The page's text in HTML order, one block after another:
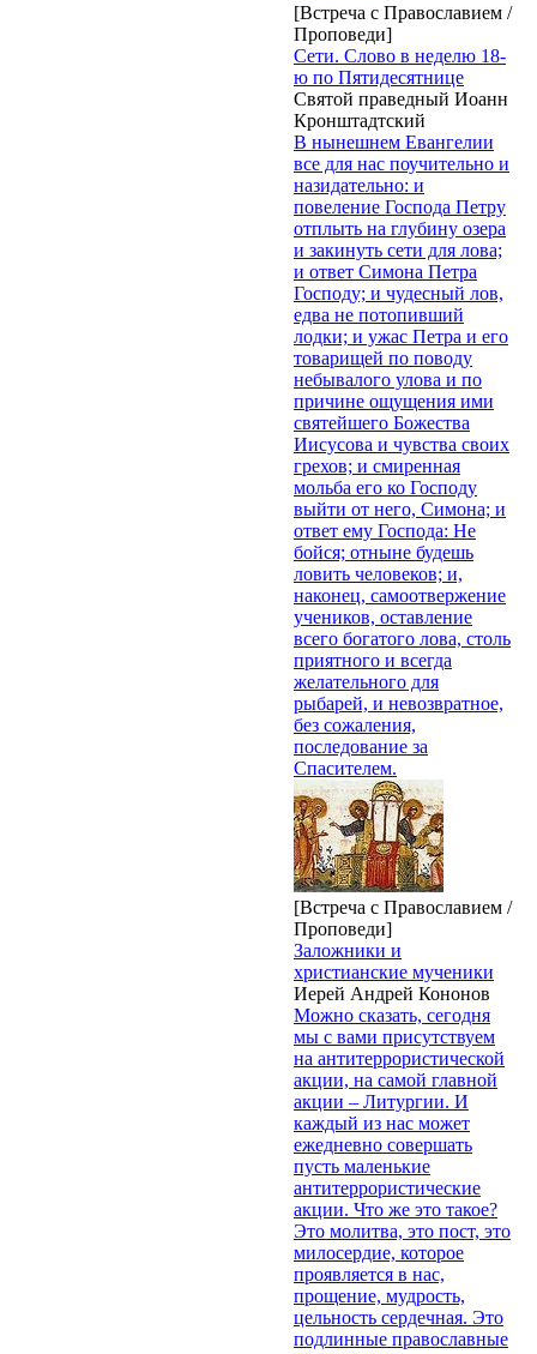
[Встреча с Православием /
Проповеди]
Сети. Слово в неделю 18-
ю по Пятидесятнице
Святой праведный Иоанн
Кронштадтский
В нынешнем Евангелии
все для нас поучительно и
назидательно: и
повеление Господа Петру
отплыть на глубину озера
и закинуть сети для лова;
и ответ Симона Петра
Господу; и чудесный лов,
едва не потопивший
лодки; и ужас Петра и его
товарищей по поводу
небывалого улова и по
причине ощущения ими
святейшего Божества
Иисусова и чувства своих
грехов; и смиренная
мольба его ко Господу
выйти от него, Симона; и
ответ ему Господа: Не
бойся; отныне будешь
ловить человеков; и,
наконец, самоотвержение
учеников, оставление
всего богатого лова, столь
приятного и всегда
желательного для
рыбарей, и невозвратное,
без сожаления,
последование за
Спасителем.
[Встреча с Православием /
Проповеди]
Заложники и
христианские мученики
Иерей Андрей Кононов
Можно сказать, сегодня
мы с вами присутствуем
на антитеррористической
акции, на самой главной
акции – Литургии. И
каждый из нас может
ежедневно совершать
пусть маленькие
антитеррористические
акции. Что же это такое?
Это молитва, это пост, это
милосердие, которое
проявляется в нас,
прощение, мудрость,
цельность сердечная. Это
подлинные православные